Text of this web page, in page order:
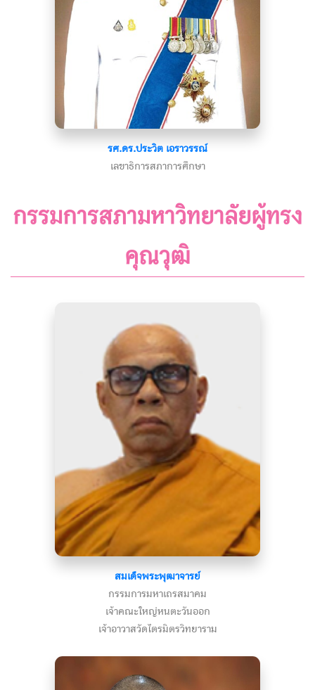
รศ.ดร.ประวิต เอราวรรณ์
เลขาธิการสภาการศึกษา
กรรมการสภามหาวิทยาลัยผู้ทรง
คุณวุฒิ
สมเด็จพระพุฒาจารย์
กรรมการมหาเถรสมาคม
เจ้าคณะใหญ่หนตะวันออก
เจ้าอาวาสวัดไตรมิตรวิทยาราม